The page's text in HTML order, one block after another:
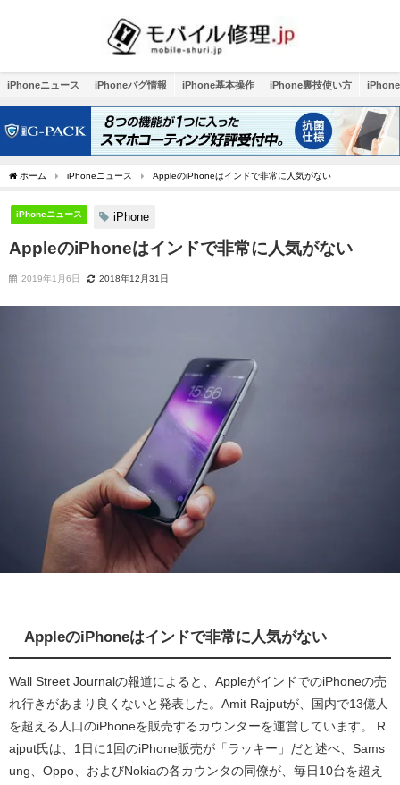
iPhoneニュース iPhoneバグ情報 iPhone基本操作 iPhone裏技使い方
ホーム iPhoneニュース AppleのiPhoneはインドで非常に人気がない
iPhoneニュース iPhone
AppleのiPhoneはインドで非常に人気がない
2019年1月6日 2018年12月31日
AppleのiPhoneはインドで非常に人気がない
Wall Street Journalの報道によると、AppleがインドでのiPhoneの売
れ行きがあまり良くないと発表した。Amit Rajputが、国内で13億人
を超える人口のiPhoneを販売するカウンターを運営しています。 R
ajput氏は、1日に1回のiPhone販売が「ラッキー」だと述べ、Sams
ung、Oppo、およびNokiaの各カウンタの同僚が、毎日10台を超え